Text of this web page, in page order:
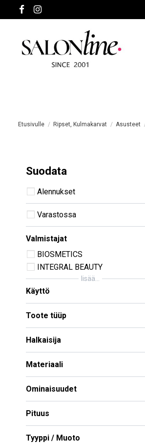
Etusivulle Ripset, Kulmakarvat Asusteet
Suodata
Alennukset
Varastossa
Valmistajat
BIOSMETICS
INTEGRAL BEAUTY
lisää...
Käyttö
Toote tüüp
Halkaisija
Materiaali
Ominaisuudet
Pituus
Tyyppi / Muoto